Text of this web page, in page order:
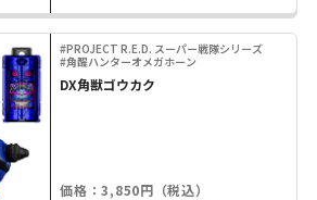
#PROJECT R.E.D. スーパー戦隊シリーズ
#角醒ハンターオメガホーン
DX角獣ゴウカク
価格：3,850円（税込）